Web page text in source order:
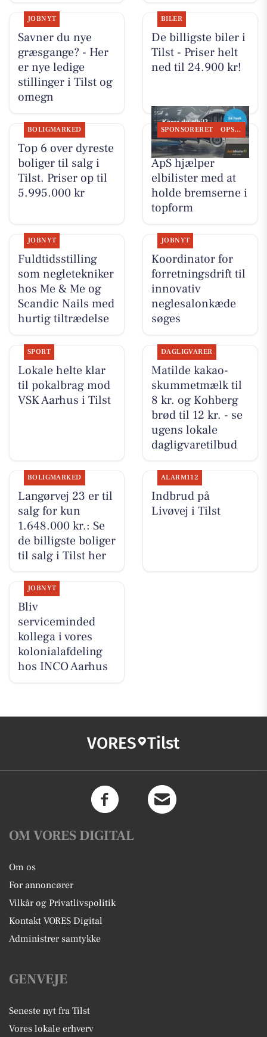
JOBNYT
Savner du nye
græsgange? - Her
er nye ledige
stillinger i Tilst og
omegn
BILER
De billigste biler i
Tilst - Priser helt
ned til 24.900 kr!
BOLIGMARKED
Top 6 over dyreste
boliger til salg i
Tilst. Priser op til
5.995.000 kr
SPONSORERET OPSLAGSTAVLEN
Tilst Auto Aarhus
ApS hjælper
elbilister med at
holde bremserne i
topform
JOBNYT
Fuldtidsstilling
som negletekniker
hos Me & Me og
Scandic Nails med
hurtig tiltrædelse
JOBNYT
Koordinator for
forretningsdrift til
innovativ
neglesalonkæde
søges
SPORT
Lokale helte klar
til pokalbrag mod
VSK Aarhus i Tilst
DAGLIGVARER
Matilde kakao-
skummetmælk til
8 kr. og Kohberg
brød til 12 kr. - se
ugens lokale
dagligvaretilbud
BOLIGMARKED
Langørvej 23 er til
salg for kun
1.648.000 kr.: Se
de billigste boliger
til salg i Tilst her
ALARM112
Indbrud på
Livøvej i Tilst
JOBNYT
Bliv
serviceminded
kollega i vores
kolonialafdeling
hos INCO Aarhus
VORES Tilst
OM VORES DIGITAL
Om os
For annoncører
Vilkår og Privatlivspolitik
Kontakt VORES Digital
Administrer samtykke
GENVEJE
Seneste nyt fra Tilst
Vores lokale erhverv